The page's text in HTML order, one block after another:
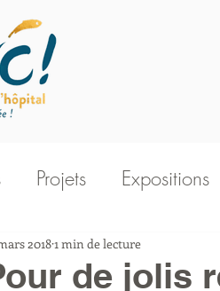
Projets Expositions
Vie de l'association
de jolis
20181 min de lecture